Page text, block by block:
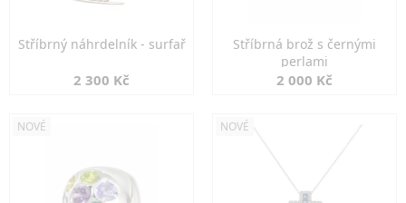
Stříbrný náhrdelník - surfař
2 300 Kč
Stříbrná brož s černými
perlami
2 000 Kč
NOVÉ NOVÉ